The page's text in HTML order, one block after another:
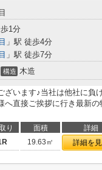
1分
」駅 徒歩4分
」駅 徒歩7分
構造 木造
ざいます♪当社は他社に負
へ直接ご挨拶に行き最新
り 面積 詳細
19.63㎡ 詳細を